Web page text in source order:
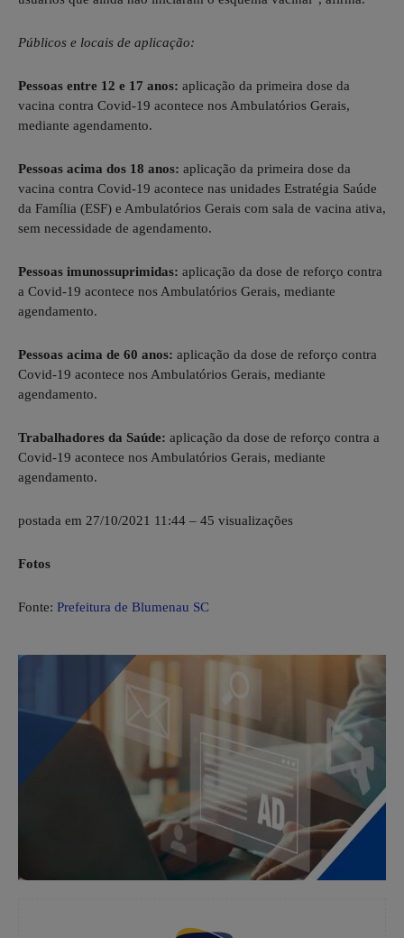
Públicos e locais de aplicação:
Pessoas entre 12 e 17 anos: aplicação da primeira dose da
vacina contra Covid-19 acontece nos Ambulatórios Gerais,
mediante agendamento.
Pessoas acima dos 18 anos: aplicação da primeira dose da
vacina contra Covid-19 acontece nas unidades Estratégia Saúde
da Família (ESF) e Ambulatórios Gerais com sala de vacina ativa,
sem necessidade de agendamento.
Pessoas imunossuprimidas: aplicação da dose de reforço contra
a Covid-19 acontece nos Ambulatórios Gerais, mediante
agendamento.
Pessoas acima de 60 anos: aplicação da dose de reforço contra
Covid-19 acontece nos Ambulatórios Gerais, mediante
agendamento.
Trabalhadores da Saúde: aplicação da dose de reforço contra a
Covid-19 acontece nos Ambulatórios Gerais, mediante
agendamento.
postada em 27/10/2021 11:44 – 45 visualizações
Fotos
Fonte: Prefeitura de Blumenau SC